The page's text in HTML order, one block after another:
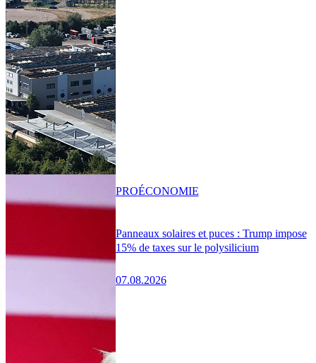
Panneaux solaires et puces : Trump impose
15% de taxes sur le polysilicium
07.08.2026
PROÉCONOMIE